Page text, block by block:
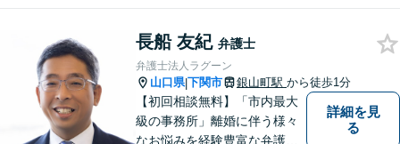
無料】お気軽にご相談くださ
い。
長船 友紀 弁護士
弁護士法人ラグーン
山口県|下関市 銀山町駅 から徒歩1分
【初回相談無料】「市内最大
級の事務所」離婚に伴う様々
なお悩みを経験豊富な弁護士
詳細を見
る